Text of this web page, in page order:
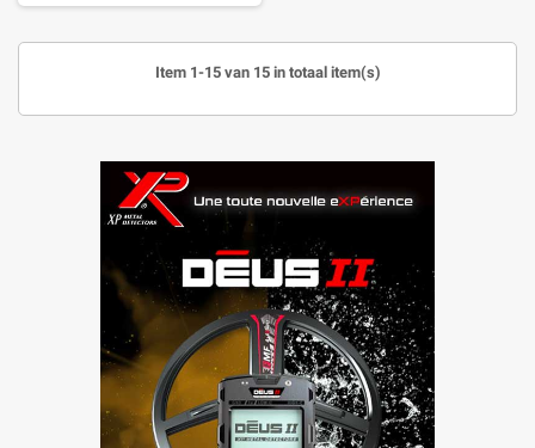
Item 1-15 van 15 in totaal item(s)